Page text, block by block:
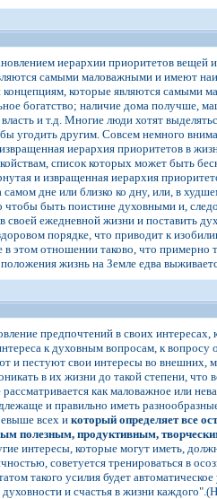
иерархии приоритетов
самыми маловажными и имеют
которые являются самыми
богатство; наличие дома получше,
и т.д. Многие люди хотят
угодить другим. Совсем немного
иерархия приоритетов в
список которых может быть
и извращенная иерархия
дне или близко ко дну, или, в
быть поистине духовными и,
ежедневной жизни и поставить
порядке, что приводит к
отношении таково, что примерно
жизнь на Земле едва
предпочтений в своих
к духовным вопросам, к
и пестуют свои интересы во
в их жизни до такой степени,
как маловажное или
и правильно иметь
всех икоторый определяет все
полезным, продуктивным,
интересы, которые могут иметь,
советуется тренироваться в
такого усилия будет
и счастья в жизни